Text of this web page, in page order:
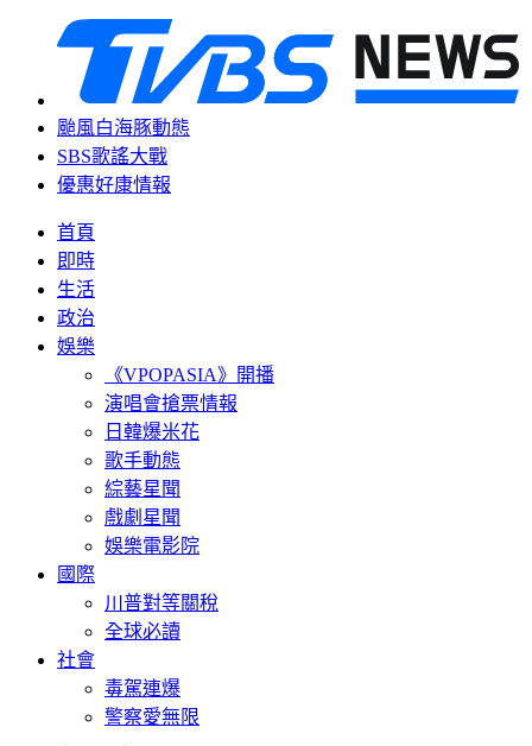
颱風白海豚動態
SBS歌謠大戰
優惠好康情報
首頁
即時
生活
政治
娛樂
《VPOPASIA》開播
演唱會搶票情報
日韓爆米花
歌手動態
綜藝星聞
戲劇星聞
娛樂電影院
國際
川普對等關稅
全球必讀
社會
毒駕連爆
警察愛無限